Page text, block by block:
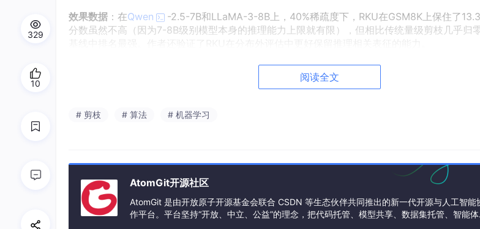
效果数据 ：在Qwen
-2.5-7B和LLaMA-3-8B上，40%稀疏度下，RKU在GSM8K上保住了
分数虽然不高（因为7-8B级别模型本身的推理能力上限就有限），但相比传统量级剪枝几乎归
三、更深一层的呼应：推理模型的剪枝，必须"推理感知"
RKU这篇工作的真正贡献，不在于它提出了一个新的剪枝公式，而在于它验证了一个对行业有
的"使用模式"。在通用模型中，大量参数参与的是"语言流畅性"的维护——选词、造句、保持语
集中在高频token上，因此量级大的参数确实贡献多。但在CoT推理中，被激活最频繁的不是那
经元，而是那些负责"保持逻辑一致性"的精细结构。
这就是为什么量级剪枝在推理模型上翻车翻得这么彻底——它还在用通用模型的逻辑去裁推理模
阅读全文
# 剪枝 # 算法 # 机器学习
AtomGit开源社区
AtomGit 是由开放原子开源基金会联合 CSDN 等生态伙伴共同推出的新一代开源与人工智能
作平台。平台坚持“开放、中立、公益”的理念，把代码托管、模型共享、数据集托管、智能体
329
10